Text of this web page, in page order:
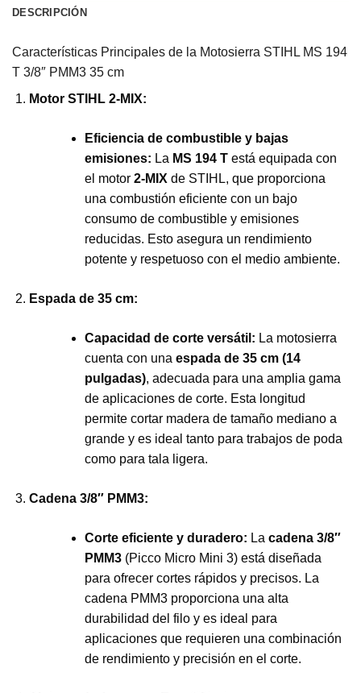
DESCRIPCIÓN
Características Principales de la Motosierra STIHL MS 194
T 3/8″ PMM3 35 cm
Motor STIHL 2-MIX:
Eficiencia de combustible y bajas
emisiones: La MS 194 Testá equipada con
el motor 2-MIX de STIHL, que proporciona
una combustión eficiente con un bajo
consumo de combustible y emisiones
reducidas. Esto asegura un rendimiento
potente y respetuoso con el medio ambiente.
Espada de 35 cm:
Capacidad de corte versátil: La motosierra
cuenta con una espada de 35 cm (14
pulgadas), adecuada para una amplia gama
de aplicaciones de corte. Esta longitud
permite cortar madera de tamaño mediano a
grande y es ideal tanto para trabajos de poda
como para tala ligera.
Cadena 3/8″ PMM3:
Corte eficiente y duradero: La cadena 3/8″
PMM3(Picco Micro Mini 3) está diseñada
para ofrecer cortes rápidos y precisos. La
cadena PMM3 proporciona una alta
durabilidad del filo y es ideal para
aplicaciones que requieren una combinación
de rendimiento y precisión en el corte.